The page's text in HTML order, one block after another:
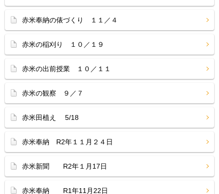
赤米奉納の俵づくり １１／４
赤米の稲刈り １０／１９
赤米の出前授業 １０／１１
赤米の観察 ９／７
赤米田植え 5/18
赤米奉納 R2年１１月２４日
赤米新聞 R2年１月17日
赤米奉納 R1年11月22日